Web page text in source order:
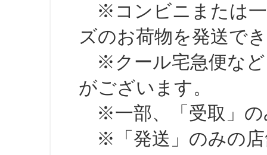
※コンビニまたは一
ズのお荷物を発送で
※クール宅急便など
がございます。
※一部、「受取」の
※「発送」のみの店